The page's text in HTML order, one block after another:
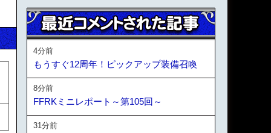
4分前
もうすぐ12周年！ピックアップ装備召喚
8分前
FFRKミニレポート～第105回～
31分前